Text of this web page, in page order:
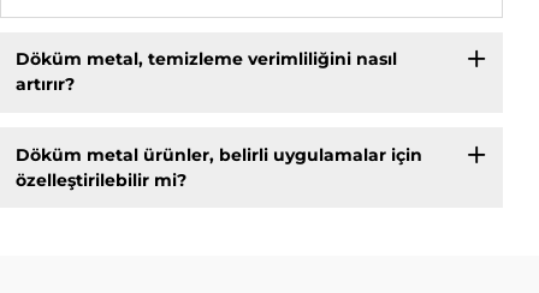
Döküm metal, temizleme verimliliğini nasıl
artırır?
Döküm metal ürünler, belirli uygulamalar için
özelleştirilebilir mi?